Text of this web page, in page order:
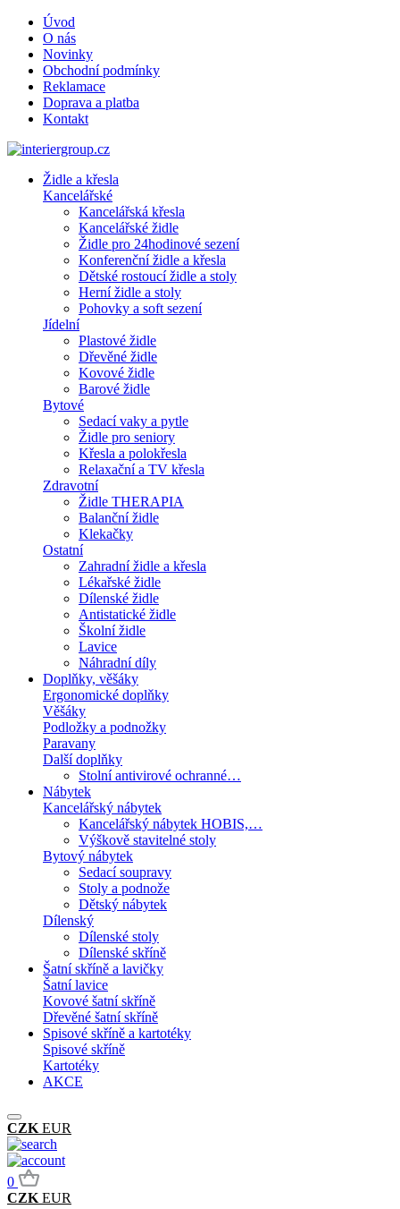
Úvod
O nás
Novinky
Obchodní podmínky
Reklamace
Doprava a platba
Kontakt
Židle a křesla
Kancelářské
Kancelářská křesla
Kancelářské židle
Židle pro 24hodinové sezení
Konferenční židle a křesla
Dětské rostoucí židle a stoly
Herní židle a stoly
Pohovky a soft sezení
Jídelní
Plastové židle
Dřevěné židle
Kovové židle
Barové židle
Bytové
Sedací vaky a pytle
Židle pro seniory
Křesla a polokřesla
Relaxační a TV křesla
Zdravotní
Židle THERAPIA
Balanční židle
Klekačky
Ostatní
Zahradní židle a křesla
Lékařské židle
Dílenské židle
Antistatické židle
Školní židle
Lavice
Náhradní díly
Doplňky, věšáky
Ergonomické doplňky
Věšáky
Podložky a podnožky
Paravany
Další doplňky
Stolní antivirové ochranné…
Nábytek
Kancelářský nábytek
Kancelářský nábytek HOBIS,…
Výškově stavitelné stoly
Bytový nábytek
Sedací soupravy
Stoly a podnože
Dětský nábytek
Dílenský
Dílenské stoly
Dílenské skříně
Šatní skříně a lavičky
Šatní lavice
Kovové šatní skříně
Dřevěné šatní skříně
Spisové skříně a kartotéky
Spisové skříně
Kartotéky
AKCE
CZK EUR
0
CZK EUR